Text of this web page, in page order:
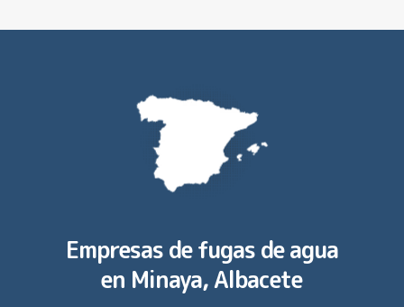
Empresas de fugas de agua
en Minaya, Albacete